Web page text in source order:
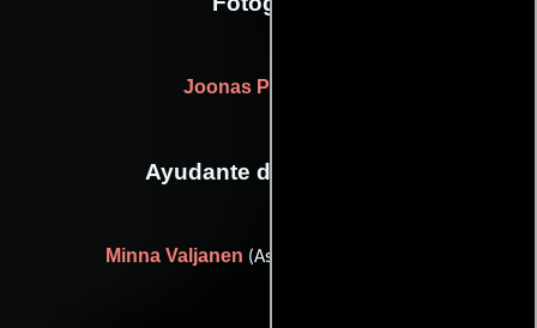
Joonas Pulkkanen
Ayudante de dirección
Minna Valjanen (Asistente de dirección)